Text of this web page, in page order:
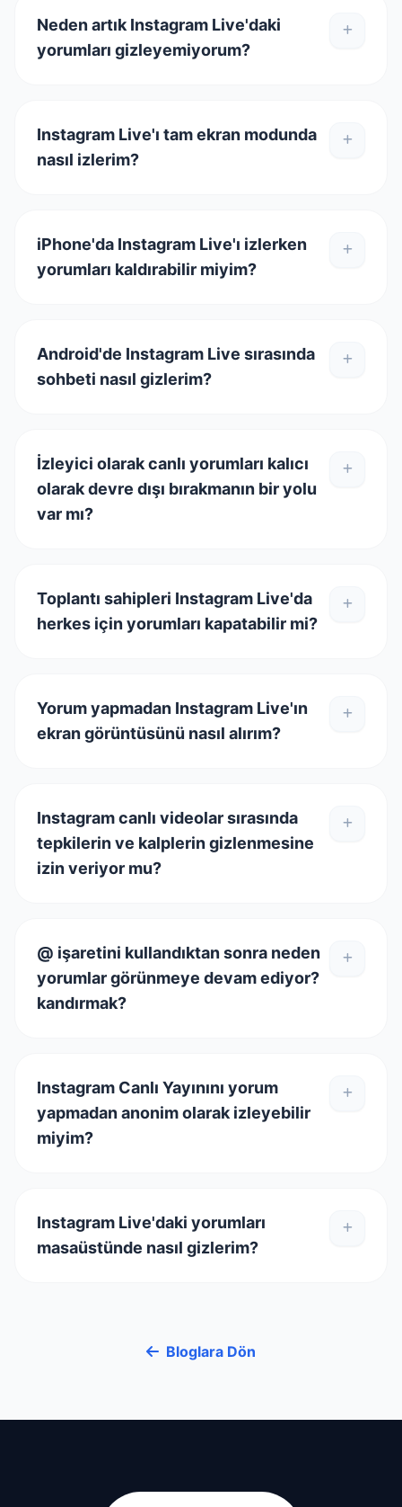
Neden artık Instagram Live'daki
yorumları gizleyemiyorum?
Instagram Live'ı tam ekran modunda
nasıl izlerim?
iPhone'da Instagram Live'ı izlerken
yorumları kaldırabilir miyim?
Android'de Instagram Live sırasında
sohbeti nasıl gizlerim?
İzleyici olarak canlı yorumları kalıcı
olarak devre dışı bırakmanın bir yolu
var mı?
Toplantı sahipleri Instagram Live'da
herkes için yorumları kapatabilir mi?
Yorum yapmadan Instagram Live'ın
ekran görüntüsünü nasıl alırım?
Instagram canlı videolar sırasında
tepkilerin ve kalplerin gizlenmesine
izin veriyor mu?
@ işaretini kullandıktan sonra neden
yorumlar görünmeye devam ediyor?
kandırmak?
Instagram Canlı Yayınını yorum
yapmadan anonim olarak izleyebilir
miyim?
Instagram Live'daki yorumları
masaüstünde nasıl gizlerim?
Bloglara Dön